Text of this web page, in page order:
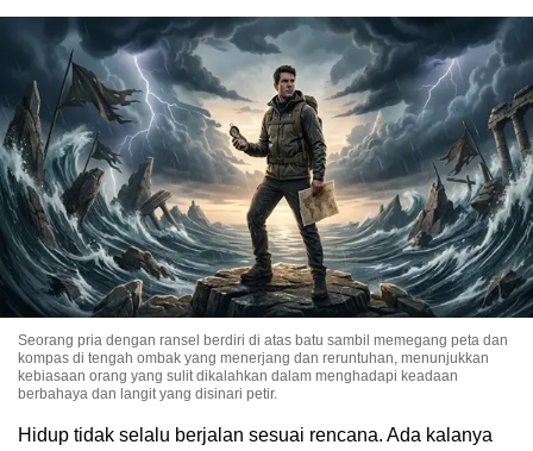
Seorang pria dengan ransel berdiri di atas batu sambil memegang peta dan
kompas di tengah ombak yang menerjang dan reruntuhan, menunjukkan
kebiasaan orang yang sulit dikalahkan dalam menghadapi keadaan
berbahaya dan langit yang disinari petir.
Hidup tidak selalu berjalan sesuai rencana. Ada kalanya